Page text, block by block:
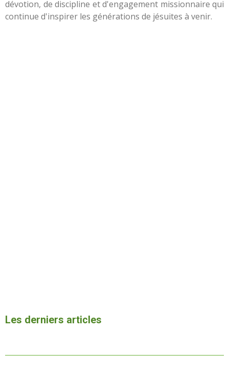
dévotion, de discipline et d'engagement missionnaire qui
continue d'inspirer les générations de jésuites à venir.
Les derniers articles